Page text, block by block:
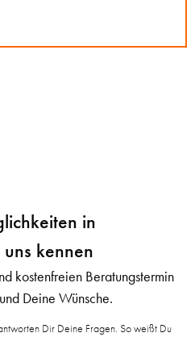
in
kennen
kostenfreien Beratungstermin
Deine Wünsche.
Dir Deine Fragen. So weißt Du